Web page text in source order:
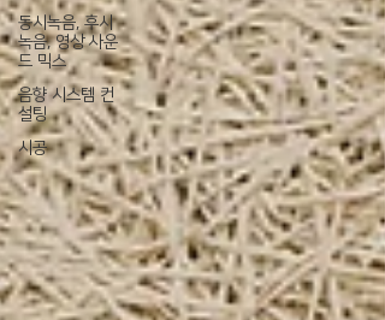
동시녹음, 후시
녹음, 영상 사운
드 믹스
음향 시스템 컨
설팅
시공